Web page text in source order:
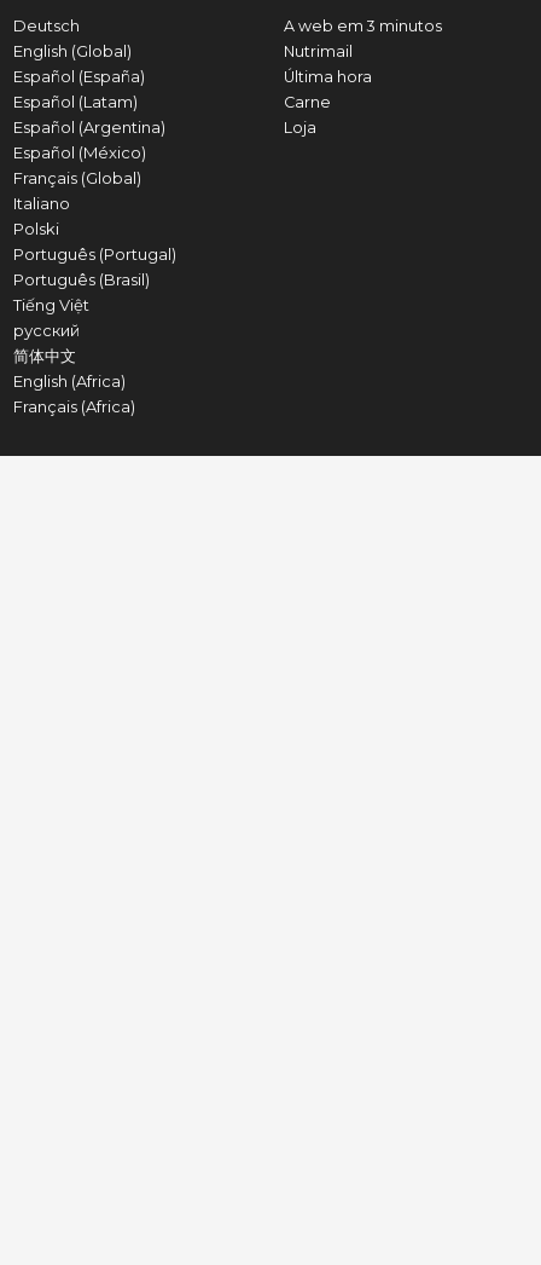
Deutsch
English (Global)
Español (España)
Español (Latam)
Español (Argentina)
Español (México)
Français (Global)
Italiano
Polski
Português (Portugal)
Português (Brasil)
Tiếng Việt
русский
简体中文
English (Africa)
Français (Africa)
A web em 3 minutos
Nutrimail
Última hora
Carne
Loja